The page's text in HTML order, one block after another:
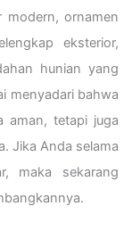
modern, ornamen
eksterior,
hunian yang
menyadari bahwa
aman, tetapi juga
Jika Anda selama
maka sekarang